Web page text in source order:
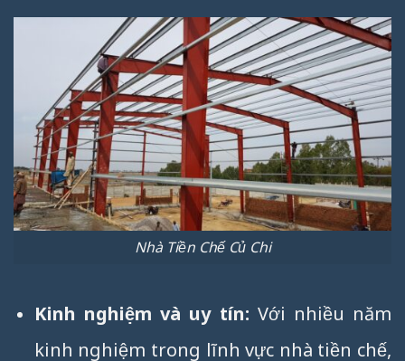
Nhà Tiền Chế Củ Chi
Kinh nghiệm và uy tín: Với nhiều năm
kinh nghiệm trong lĩnh vực nhà tiền chế,